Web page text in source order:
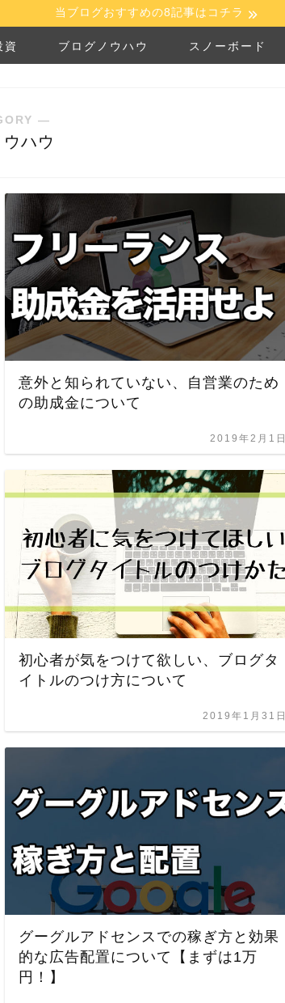
当ブログおすすめの8記事はコチラ
資 ブログノウハウ スノーボード
―
ハウ
意外と知られていない、自営業のため
の助成金について
2019年2月1日
初心者が気をつけて欲しい、ブログタ
イトルのつけ方について
2019年1月31日
グーグルアドセンスでの稼ぎ方と効果
的な広告配置について【まずは1万
円！】